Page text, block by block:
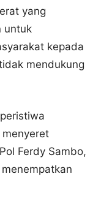
yang
untuk
kepada
mendukung
Ferdy Sambo,